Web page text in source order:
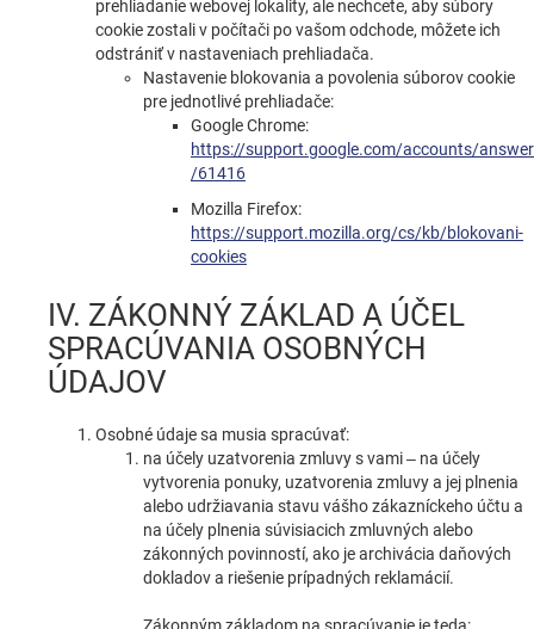
prehliadanie webovej lokality, ale nechcete, aby súbory
cookie zostali v počítači po vašom odchode, môžete ich
odstrániť v nastaveniach prehliadača.
Nastavenie blokovania a povolenia súborov cookie
pre jednotlivé prehliadače:
Google Chrome:
https://support.google.com/accounts/answer
/61416
Mozilla Firefox:
https://support.mozilla.org/cs/kb/blokovani-
cookies
IV. ZÁKONNÝ ZÁKLAD A ÚČEL
SPRACÚVANIA OSOBNÝCH
ÚDAJOV
Osobné údaje sa musia spracúvať:
na účely uzatvorenia zmluvy s vami – na účely
vytvorenia ponuky, uzatvorenia zmluvy a jej plnenia
alebo udržiavania stavu vášho zákazníckeho účtu a
na účely plnenia súvisiacich zmluvných alebo
zákonných povinností, ako je archivácia daňových
dokladov a riešenie prípadných reklamácií.